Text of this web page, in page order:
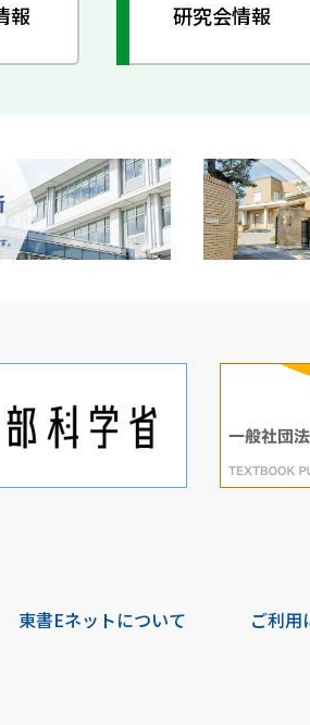
報 研究会情報
東書Eネットについて ご利用